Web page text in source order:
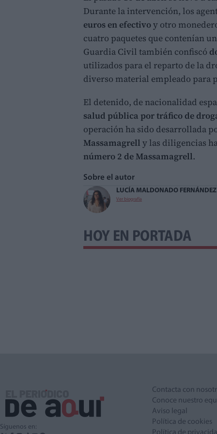
Durante la intervención, los
euros en efectivoy otro
cuatro paquetes que contenían
Guardia Civil también confiscó
utilizados para el reparto de la
diverso material empleado para
El detenido, de nacionalidad
salud pública por tráfico de
operación ha sido desarrollada
Massamagrell y las diligencias
número 2 de Massamagrell.
Sobre el autor
LUCÍA MALDONADO FERNÁNDEZ
Ver biografía
HOY EN PORTADA
Síguenos en:
Contacta con
Conoce nuestro
Aviso legal
Política de cookies